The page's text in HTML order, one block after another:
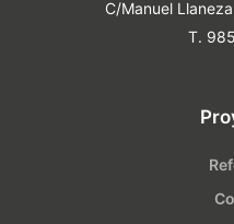
C/Manuel
T.